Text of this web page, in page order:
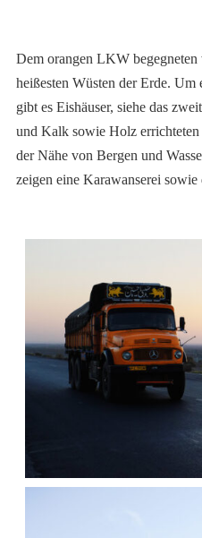
Dem orangen LKW
heißesten Wüsten der Erde.
gibt es Eishäuser, siehe das
und Kalk sowie Holz
der Nähe von Bergen und
zeigen eine Karawanserei sowie